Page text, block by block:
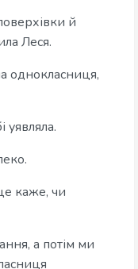
й
Леся.
однокласниця,
каже, чи
а потім ми